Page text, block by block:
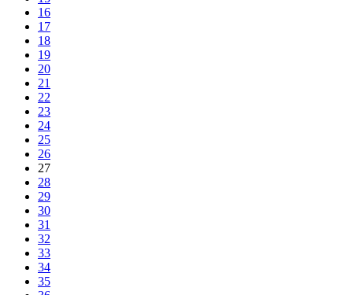
16
17
18
19
20
21
22
23
24
25
26
27
28
29
30
31
32
33
34
35